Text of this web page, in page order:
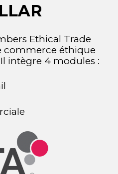
Ethical Trade
commerce éthique
intègre 4 modules :